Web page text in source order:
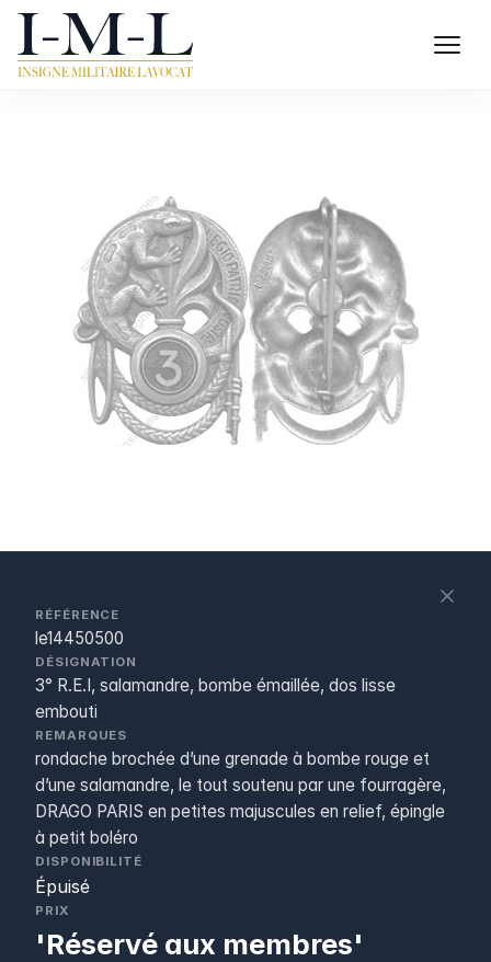
RÉFÉRENCE
le14450500
DÉSIGNATION
3° R.E.I, salamandre, bombe émaillée, dos lisse
embouti
REMARQUES
rondache brochée d’une grenade à bombe rouge et
d’une salamandre, le tout soutenu par une fourragère,
DRAGO PARIS en petites majuscules en relief, épingle
à petit boléro
DISPONIBILITÉ
Épuisé
PRIX
'Réservé aux membres'